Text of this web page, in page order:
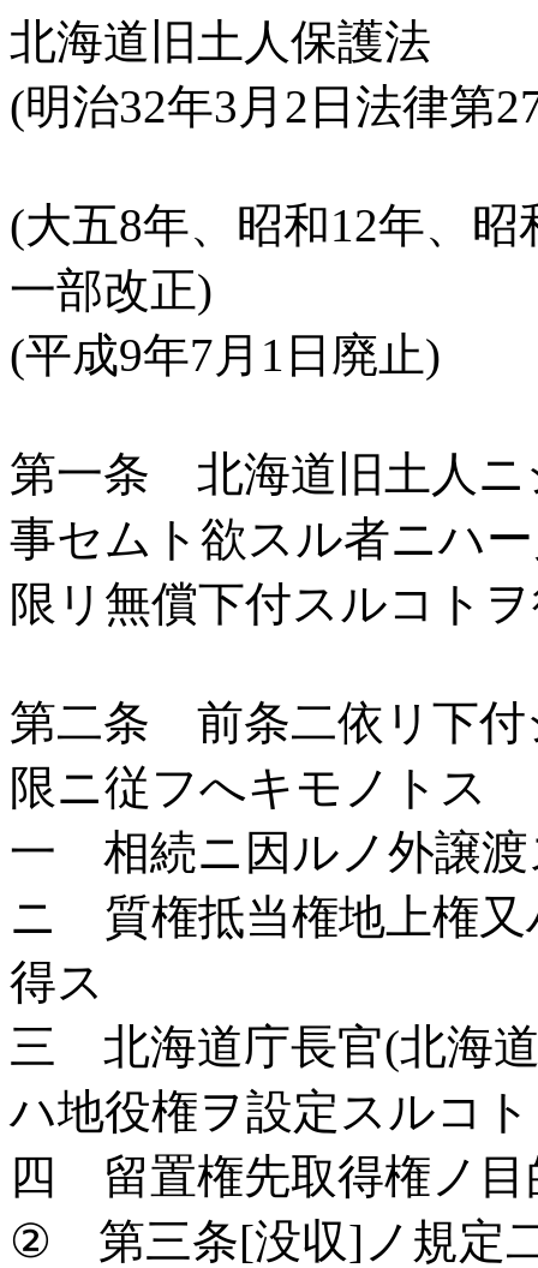
北海道旧土人保護法
(明治32年3月2日法律第
(大五8年、昭和12年、
一部改正)
(平成9年7月1日廃止)
第一条 北海道旧土人ニ
事セムト欲スル者ニハ
限リ無償下付スルコト
第二条 前条二依リ下付
限ニ従フへキモノトス
一 相続ニ因ルノ外譲渡
ニ 質権抵当権地上権又
得ス
三 北海道庁長官(北海
ハ地役権ヲ設定スルコ
四 留置権先取得権ノ目
② 第三条[没収]ノ規定